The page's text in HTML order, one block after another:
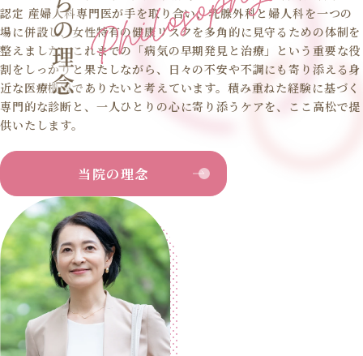
認定 産婦人科専門医が手を取り合い、乳腺外科と婦人科を一つの
場に併設し、女性特有の健康リスクを多角的に見守るための体制を
整えました。これまでの「病気の早期発見と治療」という重要な役
割をしっかりと果たしながら、日々の不安や不調にも寄り添える身
近な医療機関でありたいと考えています。積み重ねた経験に基づく
専門的な診断と、一人ひとりの心に寄り添うケアを、ここ高松で提
供いたします。
当院の理念